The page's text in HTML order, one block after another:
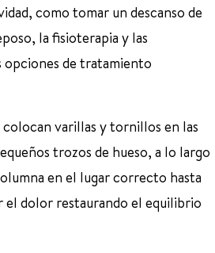
como tomar un descanso de
la fisioterapia y las
opciones de tratamiento
colocan varillas y tornillos en las
trozos de hueso, a lo largo
en el lugar correcto hasta
el dolor restaurando el equilibrio